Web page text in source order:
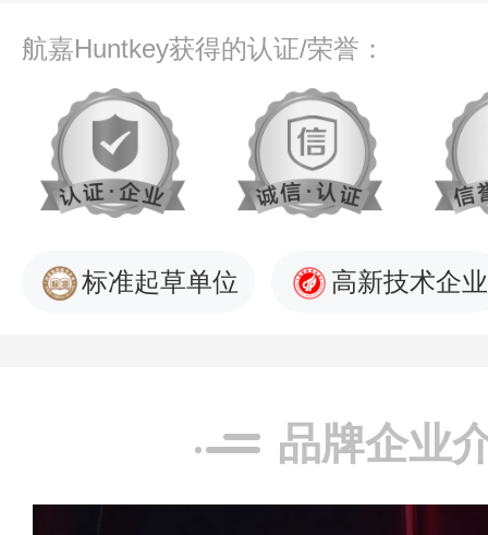
航嘉Huntkey获得的认证/荣誉：
标准起草单位 高新技术企业
品牌企业